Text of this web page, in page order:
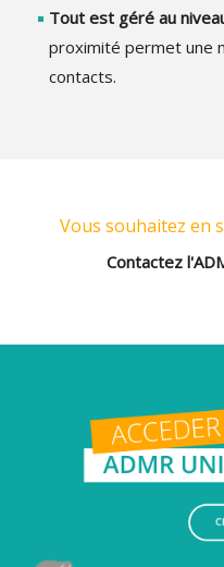
Tout est géré au
proximité permet une
contacts.
Vous souhaitez en
Contactez